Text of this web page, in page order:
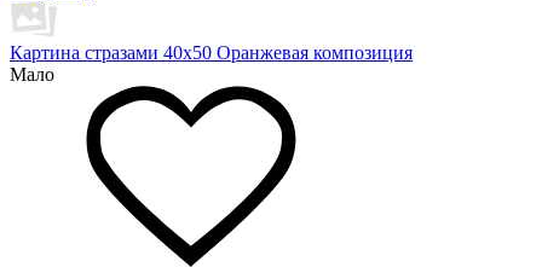
Картина стразами 40х50 Оранжевая композиция
Мало